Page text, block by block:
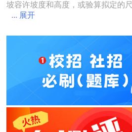
坡容许坡度和高度，或验算拟定的尺
... 展开